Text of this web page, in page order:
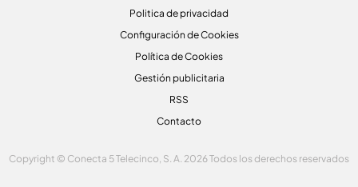
Politica de privacidad
Configuración de Cookies
Política de Cookies
Gestión publicitaria
RSS
Contacto
Copyright © Conecta 5 Telecinco, S. A. 2026 Todos los derechos reservados